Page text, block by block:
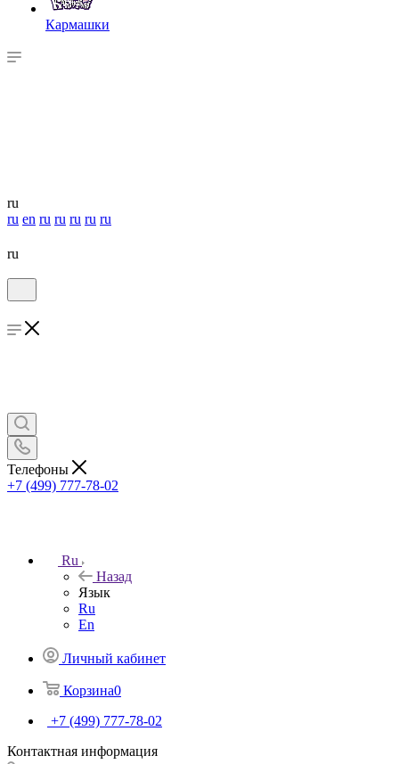
Кармашки
ru
ru en ru ru ru ru ru
ru
Телефоны
+7 (499) 777-78-02
Ru
Назад
Язык
Ru
En
Личный кабинет
Корзина0
+7 (499) 777-78-02
Контактная информация